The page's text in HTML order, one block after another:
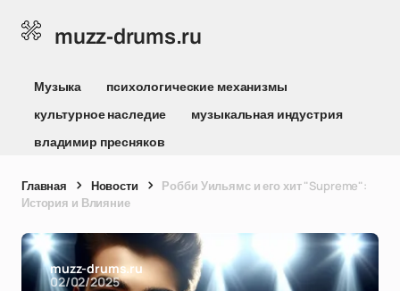
muzz-drums.ru
Музыка
психологические механизмы
культурное наследие
музыкальная индустрия
владимир пресняков
Главная Новости
Робби Уильямс и его хит "Supreme":
История и Влияние
muzz-drums.ru
02/02/2025